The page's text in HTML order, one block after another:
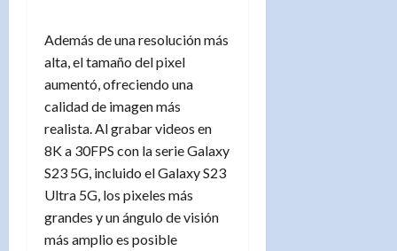
Además de una resolución más
alta, el tamaño del pixel
aumentó, ofreciendo una
calidad de imagen más
realista. Al grabar videos en
8K a 30FPS con la serie Galaxy
S23 5G, incluido el Galaxy S23
Ultra 5G, los pixeles más
grandes y un ángulo de visión
más amplio es posible